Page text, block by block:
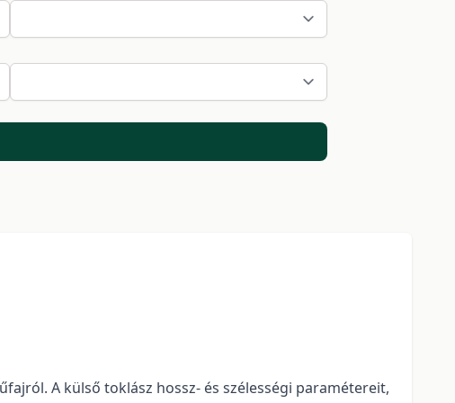
A külső toklász hossz- és szélességi paramétereit,